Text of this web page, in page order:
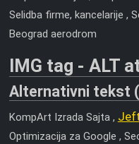
Selidba firme, kancelarije ,
Beograd aerodrom
IMG tag - ALT
Alternativni tekst
KompArt Izrada Sajta ,
Optimizacija za Google ,